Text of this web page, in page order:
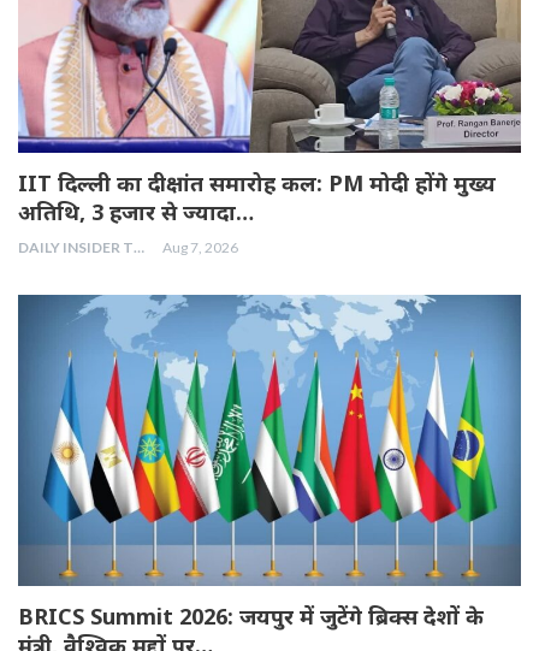
IIT दिल्ली का दीक्षांत समारोह कल: PM मोदी होंगे मुख्य
अतिथि, 3 हजार से ज्यादा…
DAILY INSIDER TEAM Aug 7, 2026
BRICS Summit 2026: जयपुर में जुटेंगे ब्रिक्स देशों के
मंत्री, वैश्विक मुद्दों पर…